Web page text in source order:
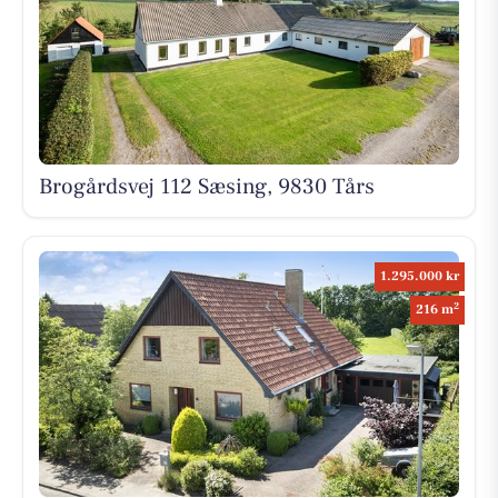
Brogårdsvej 112 Sæsing, 9830 Tårs
1.295.000 kr
216 m2